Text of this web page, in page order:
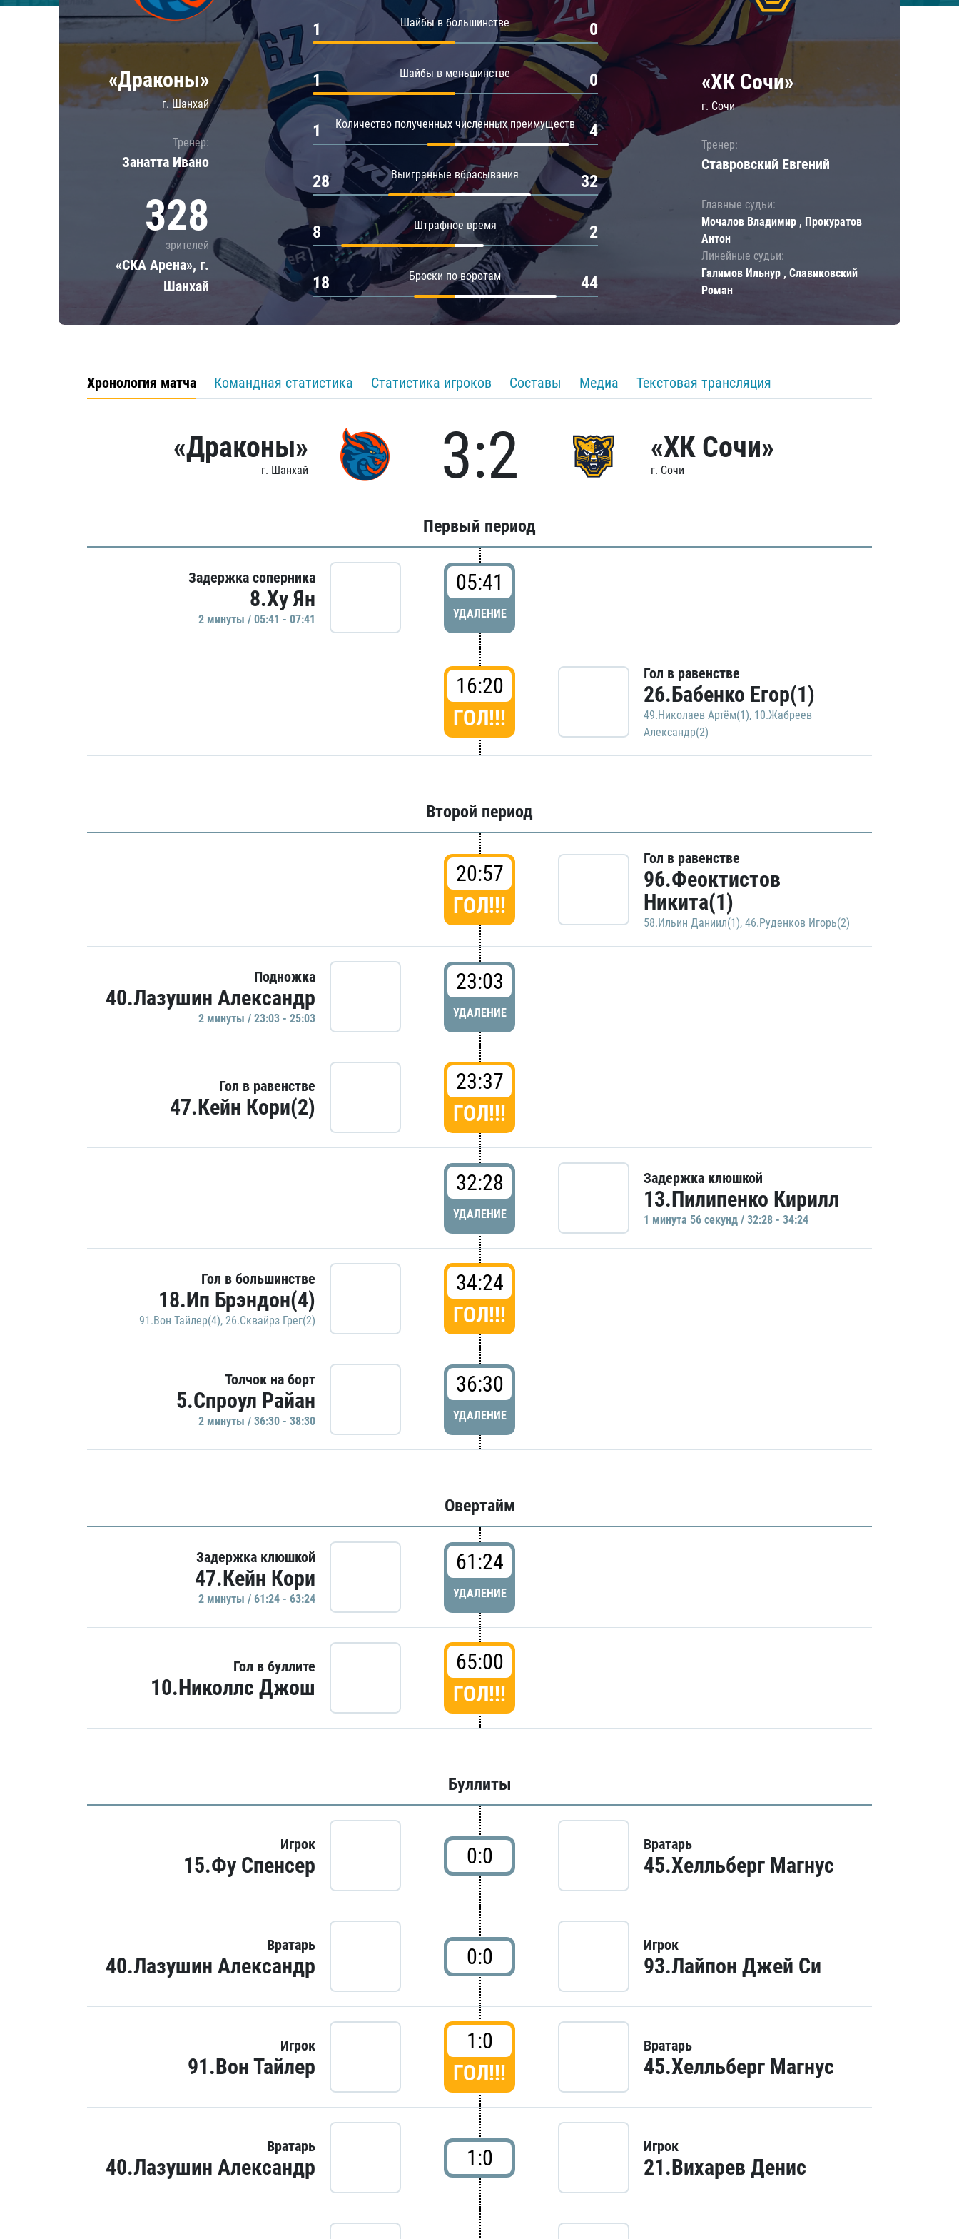
Локомотив
Шанхайские Драконы
Амур
Барыс
Салават Юлаев
«Драконы»
г. Шанхай
Тренер:
Занатта Иванo
328
зрителей
«СКА Арена», г.
Шанхай
Шайбы в большинстве
1 0
Шайбы в меньшинстве
1 0
Количество полученных численных преимуществ
1 4
Выигранные вбрасывания
28 32
Штрафное время
8 2
Броски по воротам
18 44
«ХК Сочи»
г. Сочи
Тренер:
Ставровский Евгений
Главные судьи:
Мочалов Владимир , Прокуратов
Антон
Линейные судьи:
Галимов Ильнур , Славиковский
Роман
Хронология матча Командная статистика Статистика игроков Составы Медиа Текстовая трансляция
«Драконы»
г. Шанхай 3:2 «ХК Сочи»
г. Сочи
Первый период
Задержка соперника
8.Ху Ян
2 минуты / 05:41 - 07:41
05:41
УДАЛЕНИЕ
16:20
ГОЛ!!!
Гол в равенстве
26.Бабенко Егор(1)
49.Николаев Артём(1), 10.Жабреев
Александр(2)
Второй период
20:57
ГОЛ!!!
Гол в равенстве
96.Феоктистов
Никита(1)
58.Ильин Даниил(1), 46.Руденков Игорь(2)
Подножка
40.Лазушин Александр
2 минуты / 23:03 - 25:03
23:03
УДАЛЕНИЕ
Гол в равенстве
47.Кейн Кори(2)
23:37
ГОЛ!!!
32:28
УДАЛЕНИЕ
Задержка клюшкой
13.Пилипенко Кирилл
1 минутa 56 секунд / 32:28 - 34:24
Гол в большинстве
18.Ип Брэндон(4)
91.Вон Тайлер(4), 26.Сквайрз Грег(2)
34:24
ГОЛ!!!
Толчок на борт
5.Спроул Райан
2 минуты / 36:30 - 38:30
36:30
УДАЛЕНИЕ
Овертайм
Задержка клюшкой
47.Кейн Кори
2 минуты / 61:24 - 63:24
61:24
УДАЛЕНИЕ
Гол в буллите
10.Николлс Джош
65:00
ГОЛ!!!
Буллиты
Игрок
15.Фу Спенсер 0:0 Вратарь
45.Хелльберг Магнус
Вратарь
40.Лазушин Александр 0:0 Игрок
93.Лайпон Джей Си
Игрок
91.Вон Тайлер
1:0
ГОЛ!!!
Вратарь
45.Хелльберг Магнус
Вратарь
40.Лазушин Александр 1:0 Игрок
21.Вихарев Денис